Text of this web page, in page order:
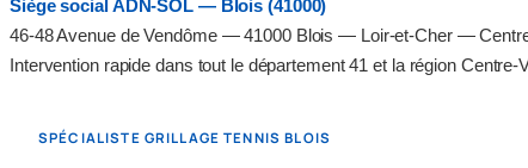
Siège social ADN-SOL — Blois (41000)
46-48 Avenue de Vendôme — 41000 Blois — Loir-et-Cher —
Intervention rapide dans tout le département 41 et la région Centre-
SPÉCIALISTE GRILLAGE TENNIS BLOIS